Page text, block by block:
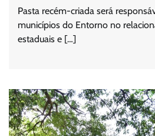
Pasta recém-criada será
municípios do Entorno no
estaduais e […]